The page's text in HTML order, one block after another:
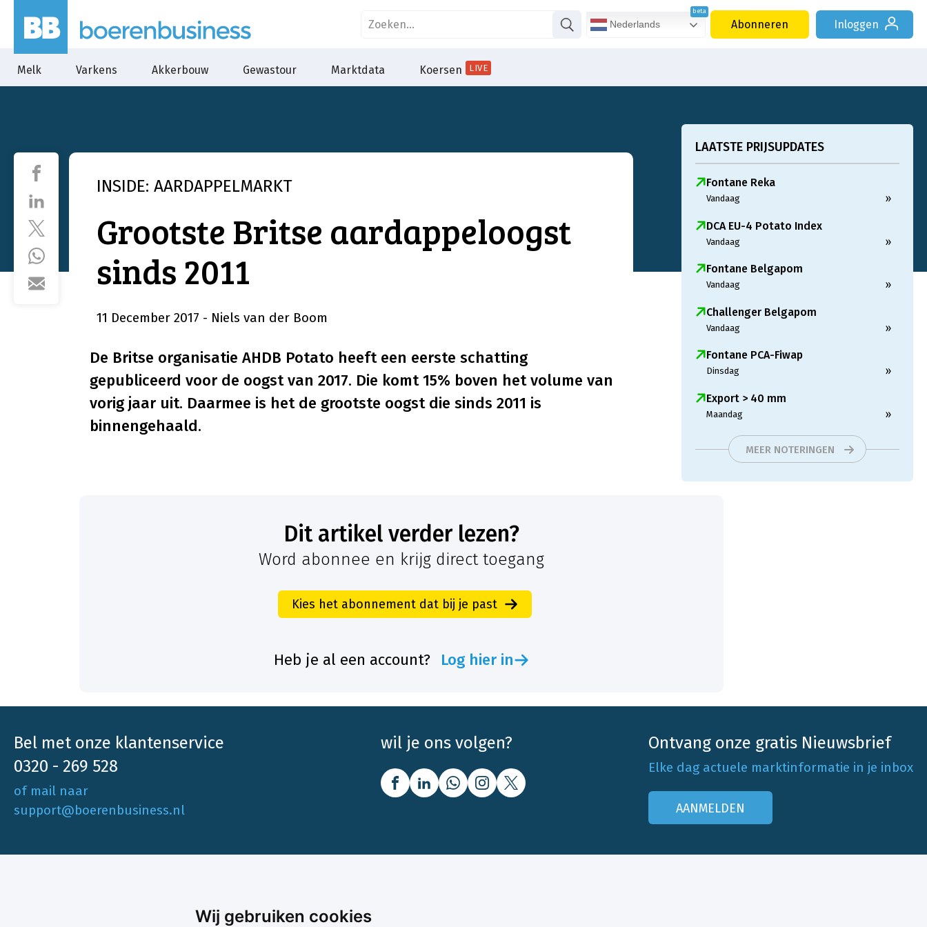
Wij gebruiken cookies
Nederlands Abonneren Inloggen
Melk Varkens Akkerbouw Gewastour Marktdata Koersen LIVE
INSIDE: AARDAPPELMARKT
Grootste Britse aardappeloogst
sinds 2011
11 December 2017 - Niels van der Boom
De Britse organisatie AHDB Potato heeft een eerste schatting
gepubliceerd voor de oogst van 2017. Die komt 15% boven het volume van
vorig jaar uit. Daarmee is het de grootste oogst die sinds 2011 is
binnengehaald.
LAATSTE PRIJSUPDATES
Fontane Reka
Vandaag »
DCA EU-4 Potato Index
Vandaag »
Fontane Belgapom
Vandaag »
Challenger Belgapom
Vandaag »
Fontane PCA-Fiwap
Dinsdag »
Export > 40 mm
Maandag »
MEER NOTERINGEN
Dit artikel verder lezen?
Word abonnee en krijg direct toegang
Kies het abonnement dat bij je past
Heb je al een account? Log hier in
Bel met onze klantenservice
0320 - 269 528
of mail naar
support@boerenbusiness.nl
wil je ons volgen? Ontvang onze gratis Nieuwsbrief
Elke dag actuele marktinformatie in je inbox
AANMELDEN
Ons aanbod